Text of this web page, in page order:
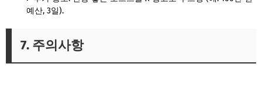
예산, 3일).
7. 주의사항